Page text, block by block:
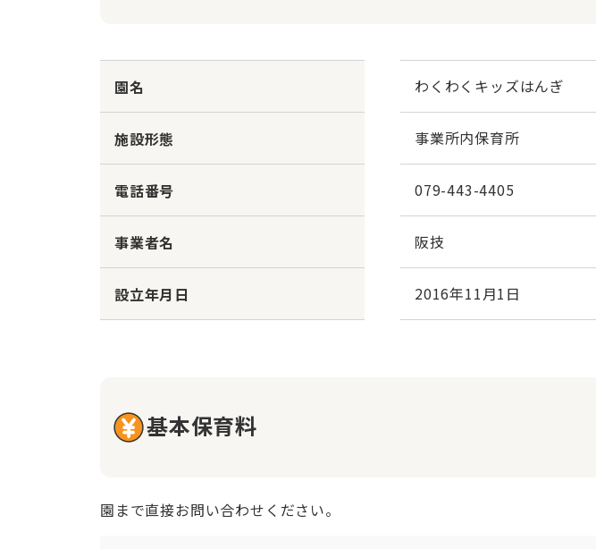
園名 わくわくキッズはんぎ
施設形態 事業所内保育所
電話番号 079-443-4405
事業者名 阪技
設立年月日 2016年11月1日
基本保育料
園まで直接お問い合わせください。